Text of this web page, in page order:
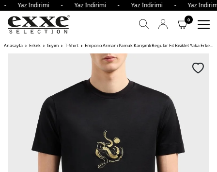
Yaz İndirimi - Yaz İndirimi - Yaz İndirimi - Yaz
0
Anasayfa Erkek Giyim T-Shirt Emporio Armani Pamuk Karışımlı Regular Fit Bisiklet Yaka Erkek T Shirt